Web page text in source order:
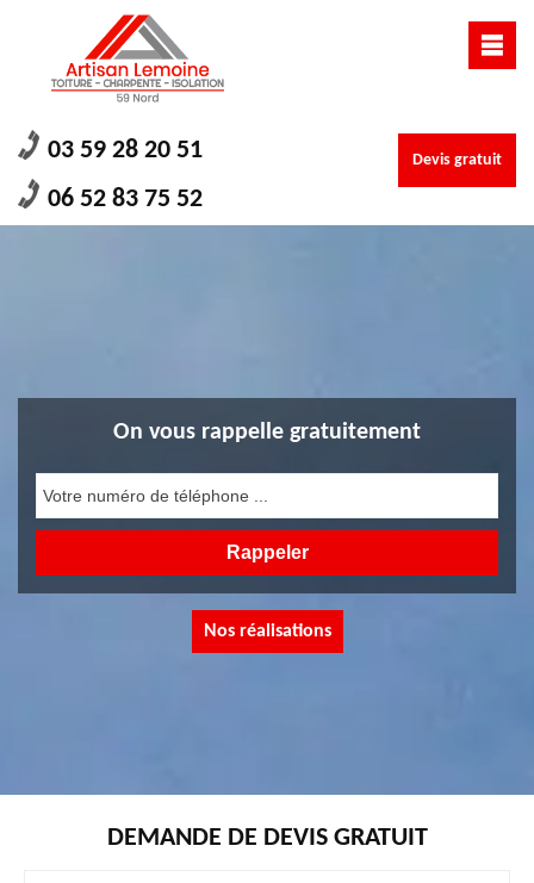
03 59 28 20 51
06 52 83 75 52
Devis gratuit
On vous rappelle gratuitement
Nos réalisations
DEMANDE DE DEVIS GRATUIT